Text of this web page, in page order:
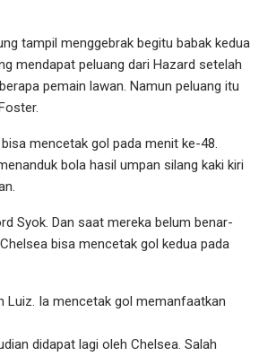
tampil menggebrak begitu babak kedua
mendapat peluang dari Hazard setelah
pemain lawan. Namun peluang itu
mencetak gol pada menit ke-48.
bola hasil umpan silang kaki kiri
Syok. Dan saat mereka belum benar-
bisa mencetak gol kedua pada
Luiz. Ia mencetak gol memanfaatkan
didapat lagi oleh Chelsea. Salah